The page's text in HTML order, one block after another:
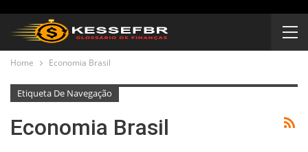
Home Economia Brasil
Etiqueta De Navegação
Economia Brasil